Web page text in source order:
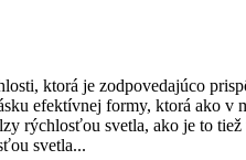
ktorá je zodpovedajúco
efektívnej formy, ktorá ako v
rýchlosťou svetla, ako je to
svetla...